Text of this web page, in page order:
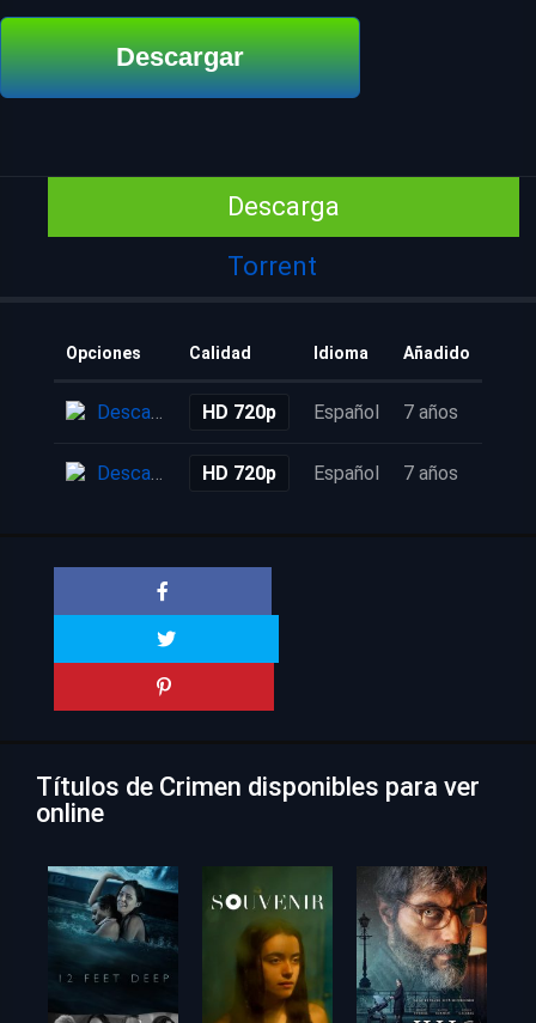
Descargar
Descarga
Torrent
Opciones Calidad Idioma Añadido
Descarga HD 720p Español 7 años
Descarga HD 720p Español 7 años
Títulos de Crimen disponibles para ver
online